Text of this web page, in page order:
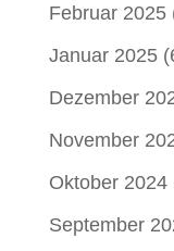
Februar 2025
Januar 2025
Dezember
November
Oktober 2024
September